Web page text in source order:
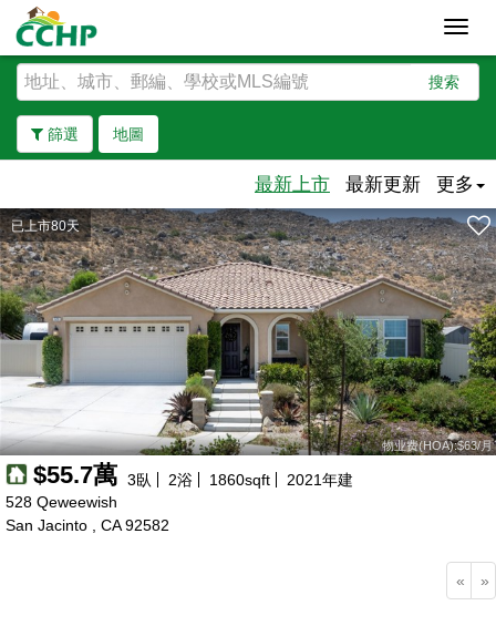
搜索
篩選 地圖
去除邊界
最新上市 最新更新 更多
已上市80天
物业费(HOA):$63/月
$55.7萬 3臥 2浴 1860sqft 2021年建
528 Qeweewish
San Jacinto , CA 92582
« »